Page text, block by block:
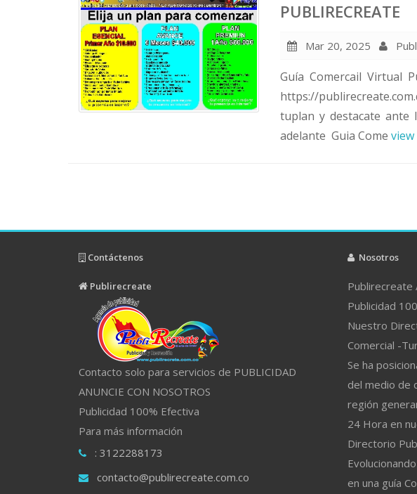
PUBLIRECREATE
Mar 20, 2025
Guía Comercail Virtual
https://
tuplan y destacate ante
adelante Guia Come
Contáctenos
Publirecreate
Contacto solo para servicios de PUBLICIDAD
ANUNCIE CON NOSOTROS
Publicidad 100% Efectiva
Para más información
: 3122288173
contacto@publirecreate.com.co
Nosotros
Publirecreate
Publicidad
Nuestro
Comercial -
Se ha
del medio de
región
24 Hora en
Directorio
en una guía